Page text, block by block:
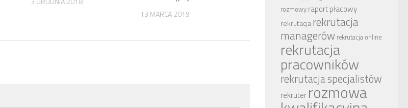
13 MARCA 2019
rozmowy raport płacowy
rekrutacjarekrutacja
managerów rekrutacja online
rekrutacja
pracowników
rekrutacja specjalistów
rekruter rozmowa